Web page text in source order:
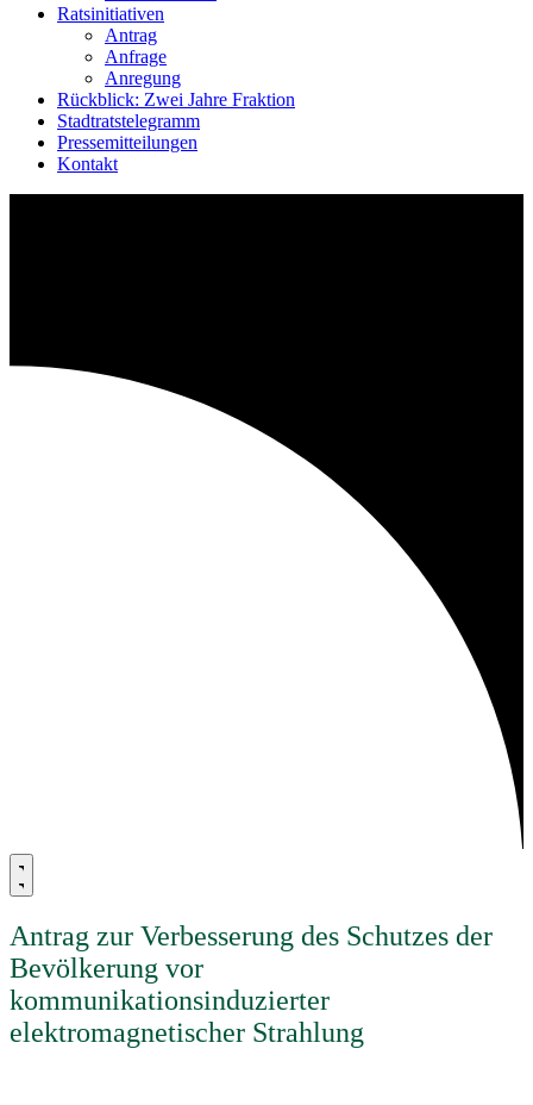
Ratsinitiativen
Antrag
Anfrage
Anregung
Rückblick: Zwei Jahre Fraktion
Stadtratstelegramm
Pressemitteilungen
Kontakt
Antrag zur Verbesserung des Schutzes der
Bevölkerung vor
kommunikationsinduzierter
elektromagnetischer Strahlung